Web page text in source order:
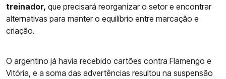
treinador, que precisará reorganizar o setor e encontrar
alternativas para manter o equilíbrio entre marcação e
criação.
O argentino já havia recebido cartões contra Flamengo e
Vitória, e a soma das advertências resultou na suspensão